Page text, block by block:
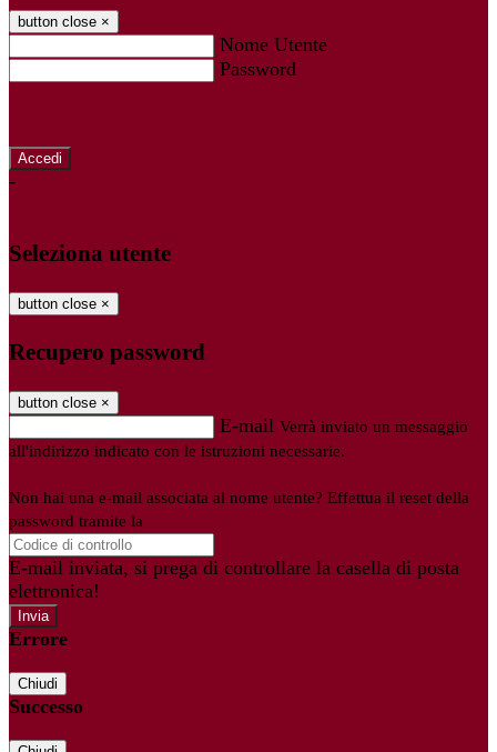
button close ×
Nome Utente
Password
-
Seleziona utente
button close ×
Recupero password
button close ×
E-mail Verrà inviato un messaggio
all'indirizzo indicato con le istruzioni necessarie.
Non hai una e-mail associata al nome utente? Effettua il reset della
password tramite la
E-mail inviata, si prega di controllare la casella di posta
elettronica!
Errore
Chiudi
Successo